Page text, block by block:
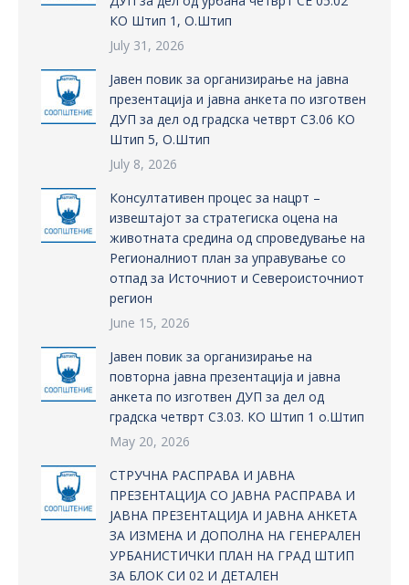
КО Штип 1, О.Штип
July 31, 2026
Јавен повик за организирање на јавна
презентација и јавна анкета по изготвен
ДУП за дел од градска четврт С3.06 КО
Штип 5, О.Штип
July 8, 2026
Консултативен процес за нацрт –
извештајот за стратегиска оцена на
животната средина од спроведување на
Регионалниот план за управување со
отпад за Источниот и Североисточниот
регион
June 15, 2026
Јавен повик за организирање на
повторна јавна презентација и јавна
анкета по изготвен ДУП за дел од
градска четврт С3.03. КО Штип 1 о.Штип
May 20, 2026
СТРУЧНА РАСПРАВА И ЈАВНА
ПРЕЗЕНТАЦИЈА СО ЈАВНА РАСПРАВА И
ЈАВНА ПРЕЗЕНТАЦИЈА И ЈАВНА АНКЕТА
ЗА ИЗМЕНА И ДОПОЛНА НА ГЕНЕРАЛЕН
УРБАНИСТИЧКИ ПЛАН НА ГРАД ШТИП
ЗА БЛОК СИ 02 И ДЕТАЛЕН